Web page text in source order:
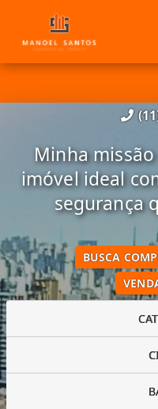
Minha
imóvel ideal
segurança
BUSCA